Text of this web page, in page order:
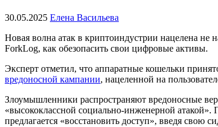
30.05.2025 Елена Васильева
Новая волна атак в криптоиндустрии нацелена не
ForkLog, как обезопасить свои цифровые активы.
Эксперт отметил, что аппаратные кошельки
вредоносной кампании, нацеленной на
Злоумышленники распространяют вредоносные
«высококлассной социально-инженерной
предлагается «восстановить доступ», введя свою